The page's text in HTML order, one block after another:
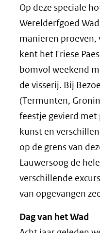
Op deze speciale
Werelderfgoed
manieren proeven,
kent het Friese
bomvol weekend
de visserij. Bij
(Termunten,
feestje gevierd
kunst en
op de grens van
Lauwersoog de
verschillende
van opgevangen
Dag van het Wad